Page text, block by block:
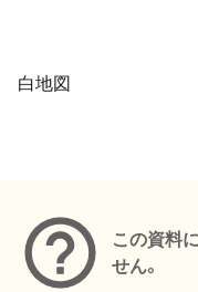
白地図
この資料
せん。